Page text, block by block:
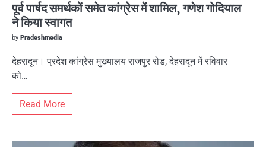
पूर्व पार्षद समर्थकों समेत कांग्रेस में शामिल, गणेश गोदियाल
ने किया स्वागत
by Pradeshmedia
देहरादून। प्रदेश कांग्रेस मुख्यालय राजपुर रोड, देहरादून में रविवार
को…
Read More